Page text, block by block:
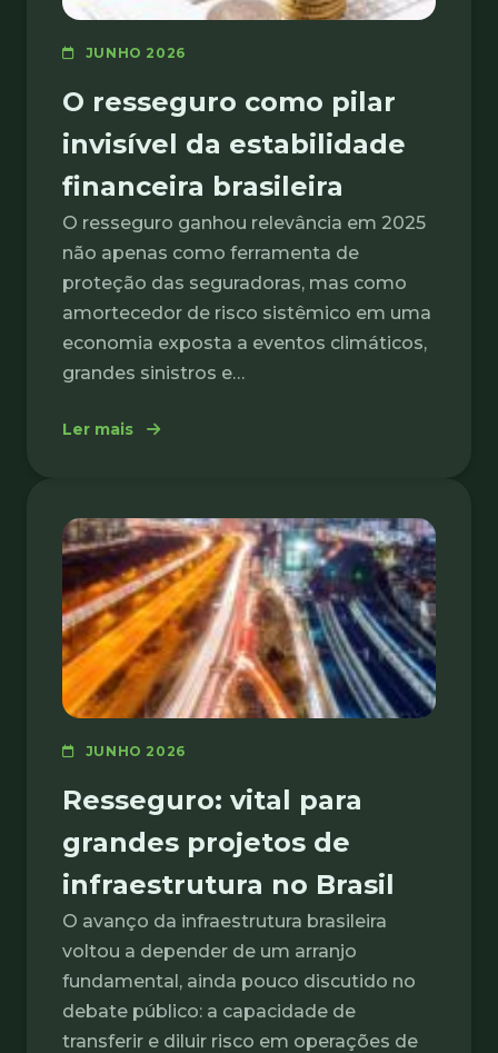
JUNHO 2026
O resseguro como pilar
invisível da estabilidade
financeira brasileira
O resseguro ganhou relevância em 2025
não apenas como ferramenta de
proteção das seguradoras, mas como
amortecedor de risco sistêmico em uma
economia exposta a eventos climáticos,
grandes sinistros e…
Ler mais : O resseguro como pilar invisível da
JUNHO 2026
Resseguro: vital para
grandes projetos de
infraestrutura no Brasil
O avanço da infraestrutura brasileira
voltou a depender de um arranjo
fundamental, ainda pouco discutido no
debate público: a capacidade de
transferir e diluir risco em operações de